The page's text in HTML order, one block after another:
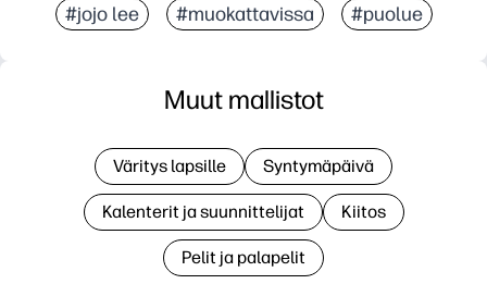
#jojo lee #muokattavissa #puolue
Muut mallistot
Väritys lapsille Syntymäpäivä
Kalenterit ja suunnittelijat Kiitos
Pelit ja palapelit